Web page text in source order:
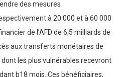
des mesures
à 20 000 et à 60 000
de l’AFD de 6,5 milliards de
aux transferts monétaires de
les plus vulnérables recevront
b18 mois. Ces bénéficiaires,